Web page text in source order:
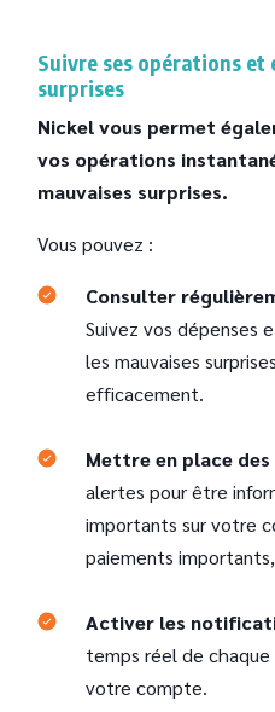
Suivre ses opérations et
surprises
Nickel vous permet
vos opérations
mauvaises surprises.
Vous pouvez :
Consulter
Suivez vos dépenses
les mauvaises
efficacement.
Mettre en place
alertes pour être
importants sur votre
paiements
Activer les
temps réel de
votre compte.